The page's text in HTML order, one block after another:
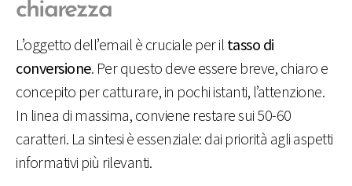
chiarezza
L’oggetto dell’email è cruciale per il tasso di
conversione. Per questo deve essere breve, chiaro e
concepito per catturare, in pochi istanti, l’attenzione.
In linea di massima, conviene restare sui 50-60
caratteri. La sintesi è essenziale: dai priorità agli aspetti
informativi più rilevanti.